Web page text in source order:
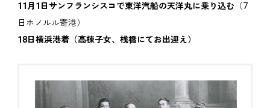
11月1日サンフランシスコで東洋汽船の天洋丸に乗り込む（7
日ホノルル寄港）
18日横浜港着（高棟子女、桟橋にてお出迎え）